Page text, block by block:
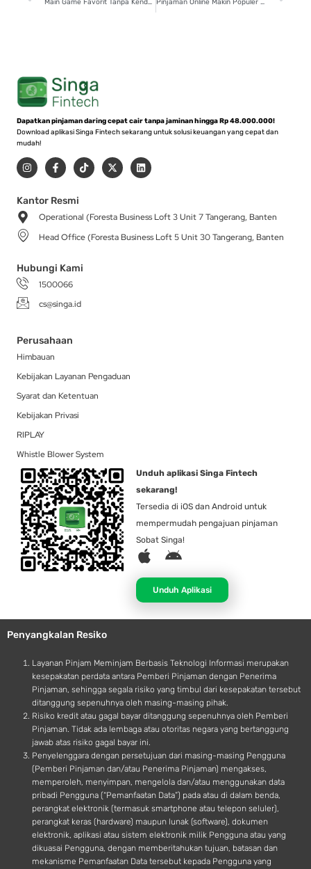
Main Game Favorit Tanpa Kendala, Ini Cara Mudah Isi dan Top Up Voucher Pinjaman Online Makin Populer di Indonesia, Ini 6 Alasan Positifnya!
Dapatkan pinjaman daring cepat cair tanpa jaminan hingga Rp 48.000.000!
Download aplikasi Singa Fintech sekarang untuk solusi keuangan yang cepat dan
mudah!
I
n
s
a
g
r
a
m
F
a
c
b
o
-
T
i
k
X
-
t
t
r
L
i
n
i
Kantor Resmi
Operational (Foresta Business Loft 3 Unit 7 Tangerang, Banten
Head Office (Foresta Business Loft 5 Unit 30 Tangerang, Banten
Hubungi Kami
1500066
cs@singa.id
Perusahaan
Himbauan
Kebijakan Layanan Pengaduan
Syarat dan Ketentuan
Kebijakan Privasi
RIPLAY
Whistle Blower System
Unduh aplikasi Singa Fintech
sekarang!
Tersedia di iOS dan Android untuk
mempermudah pengajuan pinjaman
Sobat Singa!
A
p
l
e
A
d
r
o
d
Unduh Aplikasi
Penyangkalan Resiko
Layanan Pinjam Meminjam Berbasis Teknologi Informasi merupakan
kesepakatan perdata antara Pemberi Pinjaman dengan Penerima
Pinjaman, sehingga segala risiko yang timbul dari kesepakatan tersebut
ditanggung sepenuhnya oleh masing-masing pihak.
Risiko kredit atau gagal bayar ditanggung sepenuhnya oleh Pemberi
Pinjaman. Tidak ada lembaga atau otoritas negara yang bertanggung
jawab atas risiko gagal bayar ini.
Penyelenggara dengan persetujuan dari masing-masing Pengguna
(Pemberi Pinjaman dan/atau Penerima Pinjaman) mengakses,
memperoleh, menyimpan, mengelola dan/atau menggunakan data
pribadi Pengguna (“Pemanfaatan Data”) pada atau di dalam benda,
perangkat elektronik (termasuk smartphone atau telepon seluler),
perangkat keras (hardware) maupun lunak (software), dokumen
elektronik, aplikasi atau sistem elektronik milik Pengguna atau yang
dikuasai Pengguna, dengan memberitahukan tujuan, batasan dan
mekanisme Pemanfaatan Data tersebut kepada Pengguna yang